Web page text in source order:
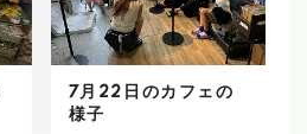
7月22日のカフェの
様子